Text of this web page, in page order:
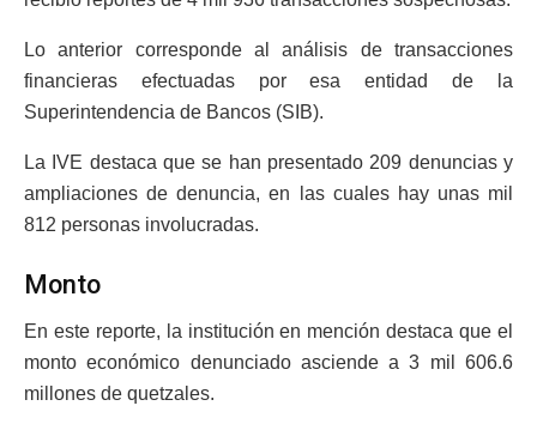
Lo anterior corresponde al análisis de transacciones
financieras efectuadas por esa entidad de la
Superintendencia de Bancos (SIB).
La IVE destaca que se han presentado 209 denuncias y
ampliaciones de denuncia, en las cuales hay unas mil
812 personas involucradas.
Monto
En este reporte, la institución en mención destaca que el
monto económico denunciado asciende a 3 mil 606.6
millones de quetzales.